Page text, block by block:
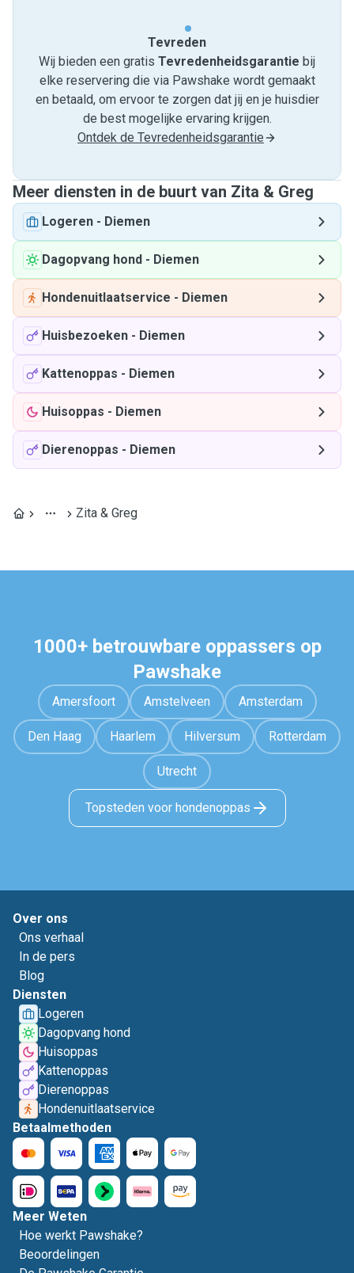
Tevreden
Wij bieden een gratis Tevredenheids­garantie bij
elke reservering die via Pawshake wordt gemaakt
en betaald, om ervoor te zorgen dat jij en je huisdier
de best mogelijke ervaring krijgen.
Ontdek de Tevredenheidsgarantie
Meer diensten in de buurt van Zita & Greg
Logeren - Diemen
Dagopvang hond - Diemen
Hondenuitlaatservice - Diemen
Huisbezoeken - Diemen
Kattenoppas - Diemen
Huisoppas - Diemen
Dierenoppas - Diemen
Zita & Greg
1000+ betrouwbare oppassers op
Pawshake
Amersfoort Amstelveen Amsterdam
Den Haag Haarlem Hilversum Rotterdam
Utrecht
Topsteden voor hondenoppas
Over ons
Ons verhaal
In de pers
Blog
Diensten
Logeren
Dagopvang hond
Huisoppas
Kattenoppas
Dierenoppas
Hondenuitlaatservice
Betaalmethoden
Meer Weten
Hoe werkt Pawshake?
Beoordelingen